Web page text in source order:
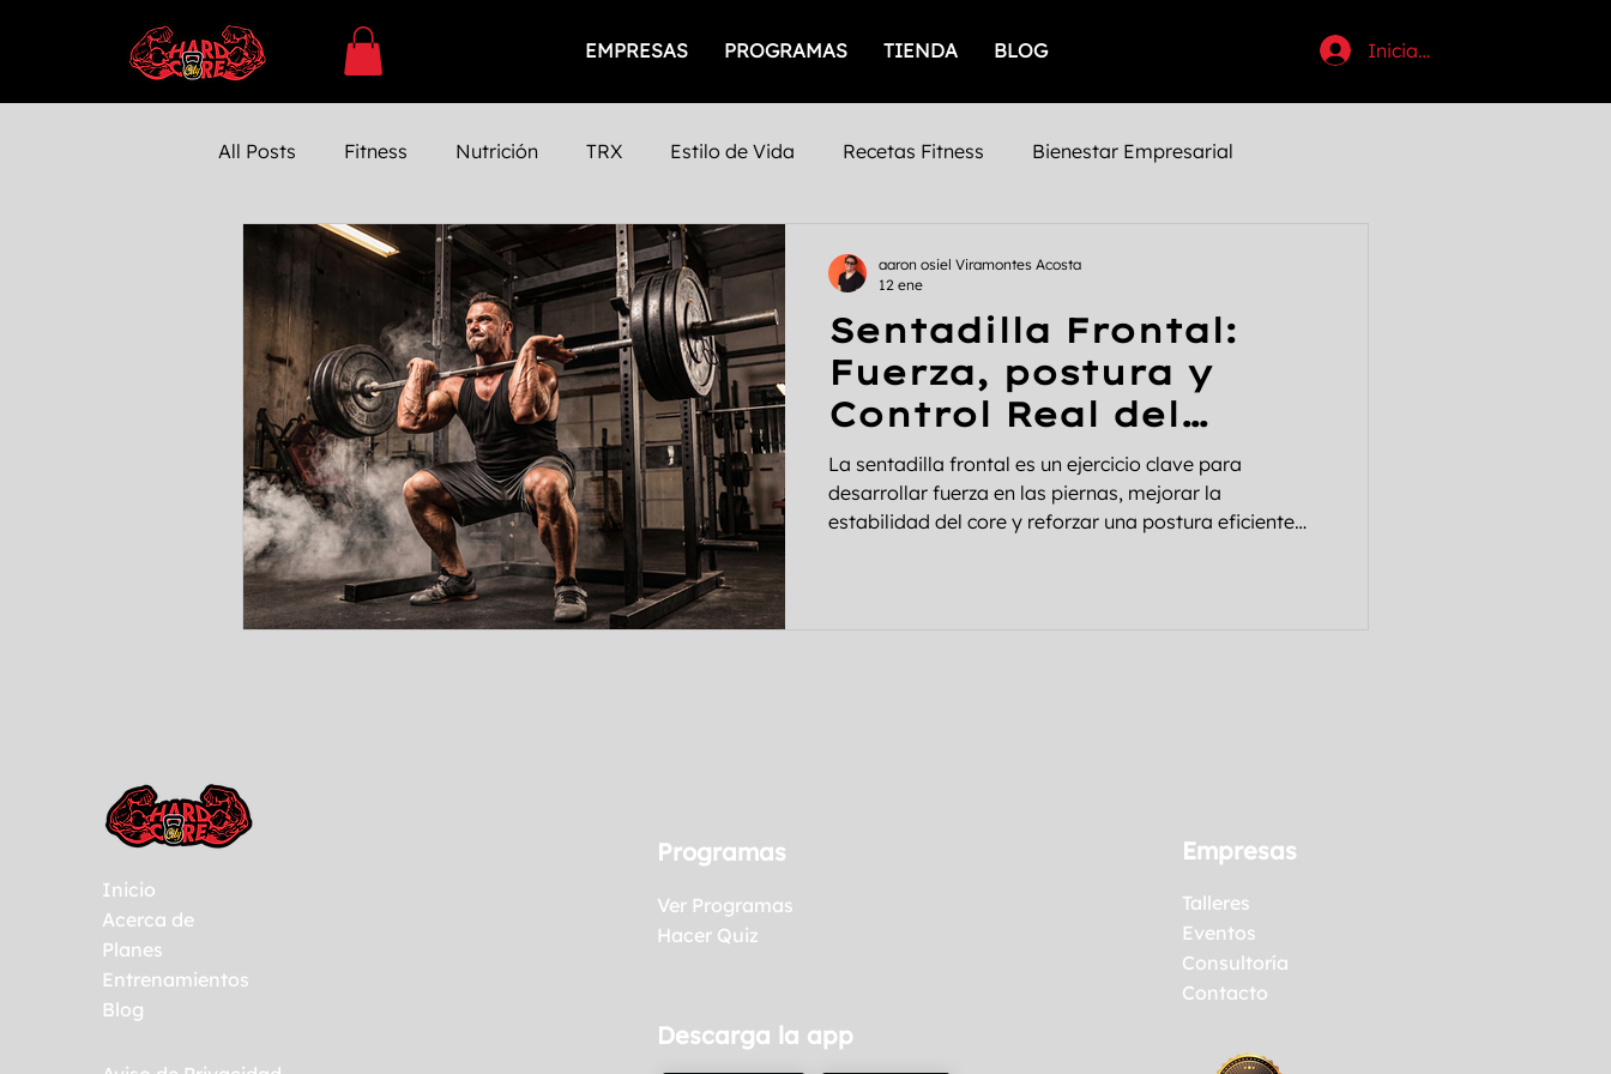
EMPRESAS PROGRAMAS TIENDA BLOG Iniciar sesión
All Posts Fitness Nutrición TRX Estilo de Vida Recetas Fitness Bienestar Empresarial
SUPLEMENTACÓN Ejercicios Empresas Saludables
Entrenamiento Entrenamiento Femenino Salud gimnasios San Luis Potosi Halloween
Farmacología Bienestar Mental Fuerza Cafeina
Testosterona Entrenamiento Entrenamiento Personalizado Entrenamiento Pecho Chest
Sentadilla Frontal:
Fuerza, postura y
Control Real del
Movimiento
La sentadilla frontal es un ejercicio clave para
desarrollar fuerza en las piernas, mejorar la
estabilidad del core y reforzar una postura eficiente
aaron osiel Viramontes Acosta
12 ene
Inicio
Acerca de
Planes
Entrenamientos
Blog
Programas
Ver Programas
Hacer Quiz
Descarga la app
Empresas
Talleres
Eventos
Consultoría
Contacto